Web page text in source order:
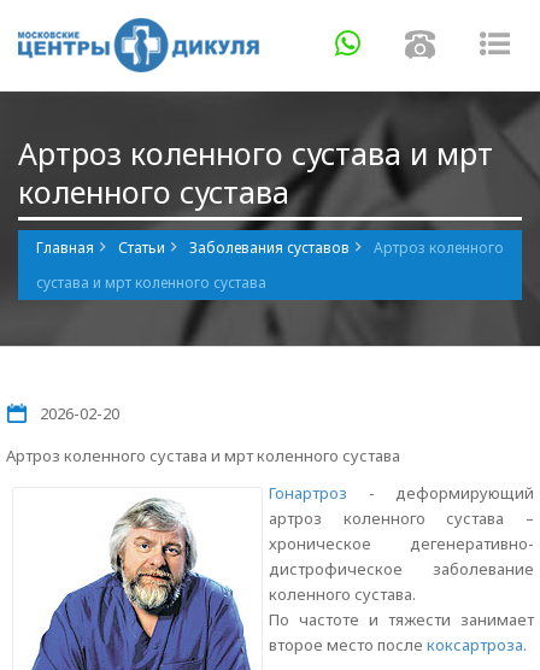
Навигация
Артроз коленного сустава и мрт
коленного сустава
Главная Статьи Заболевания суставов
Артроз коленного
сустава и мрт коленного сустава
2026-02-20
Артроз коленного сустава и мрт коленного сустава
Гонартроз - деформирующий
артроз коленного сустава –
хроническое дегенеративно-
дистрофическое заболевание
коленного сустава.
По частоте и тяжести занимает
второе место после коксартроза.